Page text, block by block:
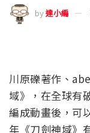
by達小編
川原礫著作、
域》，在全球有
編成動畫後，可
年《刀劍神域》